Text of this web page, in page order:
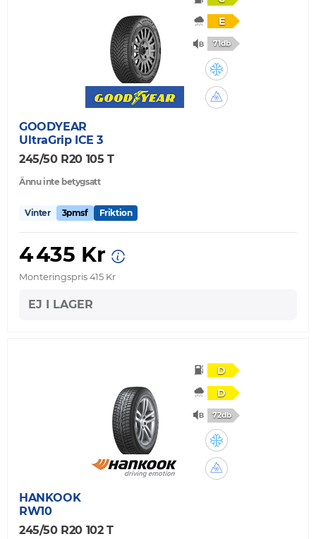
E
71db
GOODYEAR
UltraGrip ICE 3
245/50 R20 105 T
Ännu inte betygsatt
Vinter 3pmsf Friktion
4 435 Kr
Monteringspris 415 Kr
EJ I LAGER
D
D
72db
HANKOOK
RW10
245/50 R20 102 T